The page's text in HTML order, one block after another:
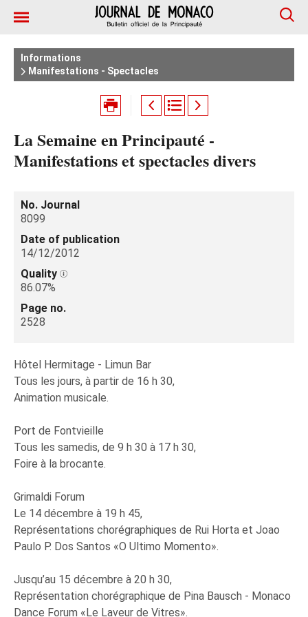
Informations
Manifestations - Spectacles
La Semaine en Principauté -
Manifestations et spectacles divers
No. Journal
8099
Date of publication
14/12/2012
Quality
86.07%
Page no.
2528
Hôtel Hermitage - Limun Bar
Tous les jours, à partir de 16 h 30,
Animation musicale.
Port de Fontvieille
Tous les samedis, de 9 h 30 à 17 h 30,
Foire à la brocante.
Grimaldi Forum
Le 14 décembre à 19 h 45,
Représentations chorégraphiques de Rui Horta et Joao
Paulo P. Dos Santos «O Ultimo Momento».
Jusqu’au 15 décembre à 20 h 30,
Représentation chorégraphique de Pina Bausch - Monaco
Dance Forum «Le Laveur de Vitres».